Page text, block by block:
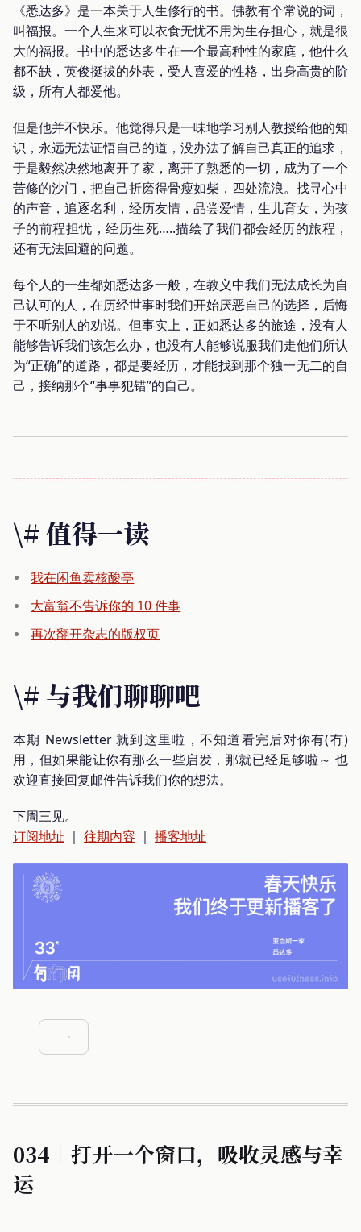
《悉达多》是一本关于人生修行的书。佛教有个常说的词，
叫福报。一个人生来可以衣食无忧不用为生存担心，就是很
大的福报。书中的悉达多生在一个最高种性的家庭，他什么
都不缺，英俊挺拔的外表，受人喜爱的性格，出身高贵的阶
级，所有人都爱他。
但是他并不快乐。他觉得只是一味地学习别人教授给他的知
识，永远无法证悟自己的道，没办法了解自己真正的追求，
于是毅然决然地离开了家，离开了熟悉的一切，成为了一个
苦修的沙门，把自己折磨得骨瘦如柴，四处流浪。找寻心中
的声音，追逐名利，经历友情，品尝爱情，生儿育女，为孩
子的前程担忧，经历生死…..描绘了我们都会经历的旅程，
还有无法回避的问题。
每个人的一生都如悉达多一般，在教义中我们无法成长为自
己认可的人，在历经世事时我们开始厌恶自己的选择，后悔
于不听别人的劝说。但事实上，正如悉达多的旅途，没有人
能够告诉我们该怎么办，也没有人能够说服我们走他们所认
为“正确”的道路，都是要经历，才能找到那个独一无二的自
己，接纳那个“事事犯错”的自己。
\# 值得一读
我在闲鱼卖核酸亭
大富翁不告诉你的 10 件事
再次翻开杂志的版权页
\# 与我们聊聊吧
本期 Newsletter 就到这里啦，不知道看完后对你有(冇)
用，但如果能让你有那么一些启发，那就已经足够啦～ 也
欢迎直接回复邮件告诉我们你的想法。
下周三见。
订阅地址 ｜ 往期内容 ｜ 播客地址
034｜打开一个窗口，吸收灵感与幸
运